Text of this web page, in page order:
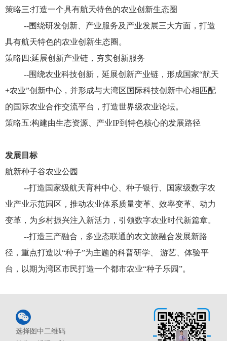
策略三:打造一个具有航天特色的农业创新生态圈
--围绕研发创新、产业服务及产业发展三大方面，打造
具有航天特色的农业创新生态圈。
策略四:延展创新产业链，夯实创新服务
--围绕农业科技创新，延展创新产业链，形成国家“航天
+农业”创新中心，并形成与大湾区国际科技创新中心相匹配
的国际农业合作交流平台，打造世界级农业论坛。
策略五:构建由生态资源、产业IP到特色核心的发展路径
发展目标
航新种子谷农业公园
--打造国家级航天育种中心、种子银行、国家级数字农
业产业示范园区，推动农业体系质量变革、效率变革、动力
变革，为乡村振兴注入新活力，引领数字农业时代新篇章。
--打造三产融合，多业态联通的农文旅融合发展新路
径，重点打造以“种子”为主题的科普研学、 游艺、体验平
台，以期为湾区市民打造一个都市农业“种子乐园”。
选择图中二维码